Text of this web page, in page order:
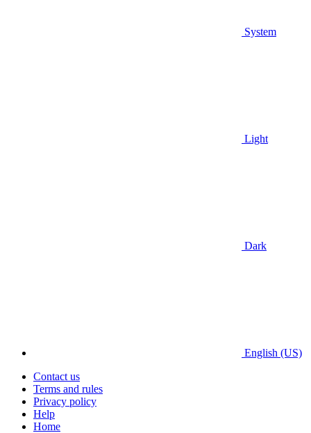
System
Light
Dark
English (US)
Contact us
Terms and rules
Privacy policy
Help
Home